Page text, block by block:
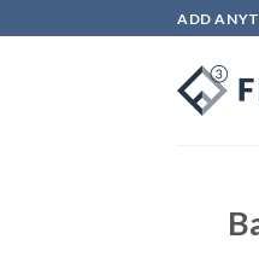
to
ADD